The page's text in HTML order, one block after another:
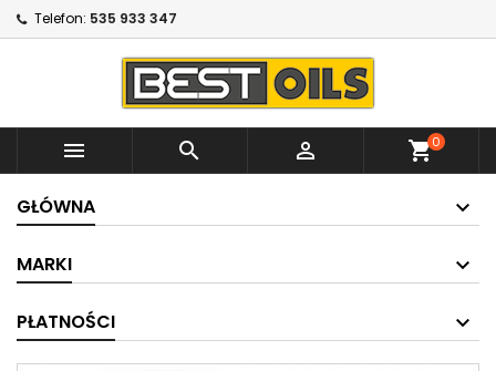
Telefon: 535 933 347
   shopping_cart0
GŁÓWNA
MARKI
PŁATNOŚCI